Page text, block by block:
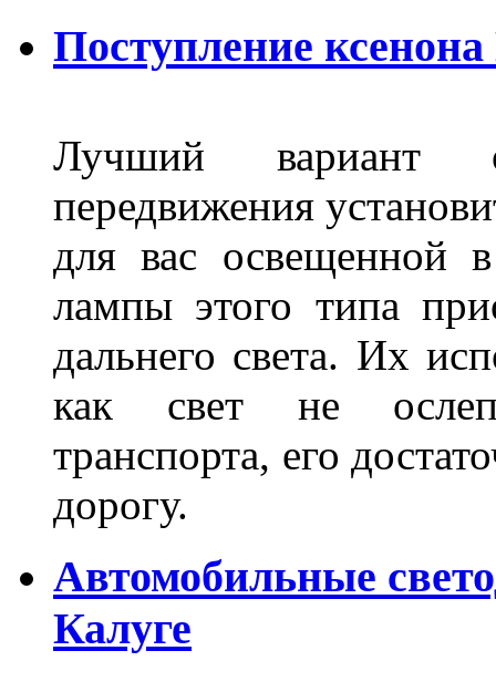
Поступление
Лучший вариант
передвижения
для вас освещенной
лампы этого типа
дальнего света. Их
как свет не
транспорта, его
дорогу.
Автомобильные
Калуге